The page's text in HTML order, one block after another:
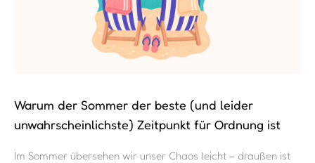
Warum der Sommer der beste (und leider
unwahrscheinlichste) Zeitpunkt für Ordnung ist
Im Sommer übersehen wir unser Chaos leicht – draußen ist